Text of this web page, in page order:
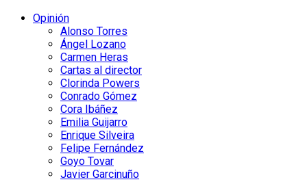
Opinión
Alonso Torres
Ángel Lozano
Carmen Heras
Cartas al director
Clorinda Powers
Conrado Gómez
Cora Ibáñez
Emilia Guijarro
Enrique Silveira
Felipe Fernández
Goyo Tovar
Javier Garcinuño